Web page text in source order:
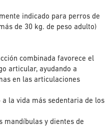
indicado para perros de
de 30 kg. de peso adulto)
combinada favorece el
articular, ayudando a
en las articulaciones
la vida más sedentaria de los
mandíbulas y dientes de